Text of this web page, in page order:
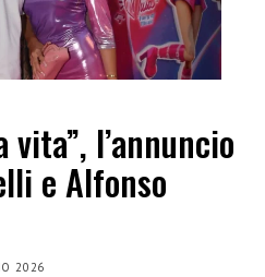
l’annuncio
e Alfonso
2026